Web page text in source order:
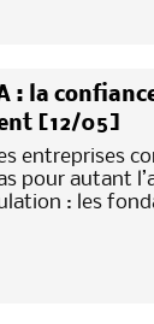
: la
[12/05]
entreprises
pour autant
: les